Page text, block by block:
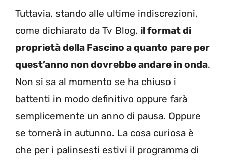
Tuttavia, stando alle ultime indiscrezioni,
come dichiarato da Tv Blog, il format di
proprietà della Fascino a quanto pare per
quest’anno non dovrebbe andare in onda.
Non si sa al momento se ha chiuso i
battenti in modo definitivo oppure farà
semplicemente un anno di pausa. Oppure
se tornerà in autunno. La cosa curiosa è
che per i palinsesti estivi il programma di